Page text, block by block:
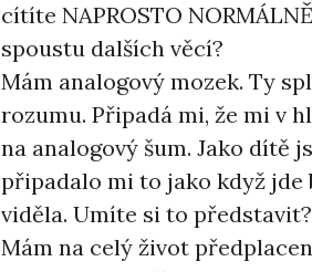
cítíte NAPROSTO
spoustu dalších věcí?
Mám analogový mozek. Ty
rozumu. Připadá mi, že mi v
na analogový šum. Jako dítě
připadalo mi to jako když jde
viděla. Umíte si to představit?
Mám na celý život